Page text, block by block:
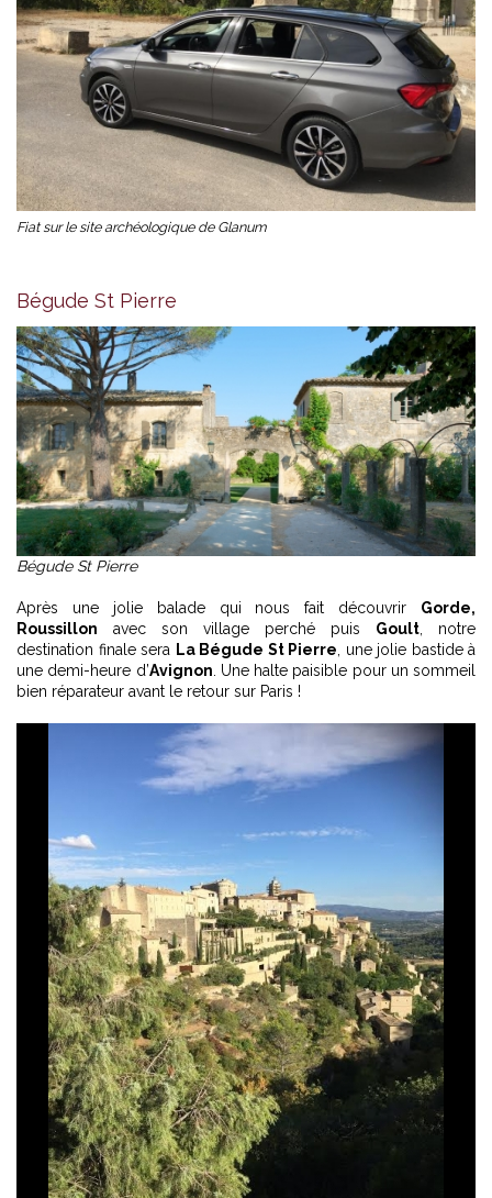
Fiat sur le site archéologique de Glanum
Bégude St Pierre
Bégude St Pierre
Après une jolie balade qui nous fait découvrir Gorde,
Roussillon avec son village perché puis Goult , notre
destination finale sera La Bégude St Pierre , une jolie bastide à
une demi-heure d’Avignon . Une halte paisible pour un sommeil
bien réparateur avant le retour sur Paris !